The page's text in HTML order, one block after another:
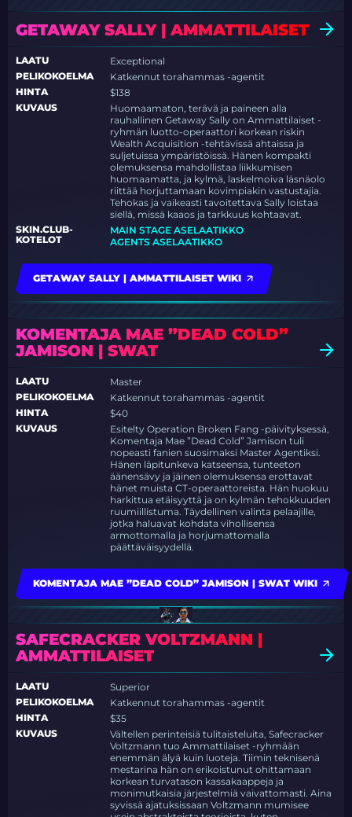
GETAWAY SALLY | AMMATTILAISET
LAATU
Exceptional
PELIKOKOELMA
Katkennut torahammas -agentit
HINTA
$138
KUVAUS
Huomaamaton, terävä ja paineen alla
rauhallinen Getaway Sally on Ammattilaiset -
ryhmän luotto-operaattori korkean riskin
Wealth Acquisition -tehtävissä ahtaissa ja
suljetuissa ympäristöissä. Hänen kompakti
olemuksensa mahdollistaa liikkumisen
huomaamatta, ja kylmä, laskelmoiva läsnäolo
riittää horjuttamaan kovimpiakin vastustajia.
Tehokas ja vaikeasti tavoitettava Sally loistaa
siellä, missä kaaos ja tarkkuus kohtaavat.
SKIN.CLUB-
KOTELOT
MAIN STAGE ASELAATIKKO
AGENTS ASELAATIKKO
GETAWAY SALLY | AMMATTILAISET WIKI
KOMENTAJA MAE ”DEAD COLD”
JAMISON | SWAT
LAATU
Master
PELIKOKOELMA
Katkennut torahammas -agentit
HINTA
$40
KUVAUS
Esitelty Operation Broken Fang -päivityksessä,
Komentaja Mae ”Dead Cold” Jamison tuli
nopeasti fanien suosimaksi Master Agentiksi.
Hänen läpitunkeva katseensa, tunteeton
äänensävy ja jäinen olemuksensa erottavat
hänet muista CT-operaattoreista. Hän huokuu
harkittua etäisyyttä ja on kylmän tehokkuuden
ruumiillistuma. Täydellinen valinta pelaajille,
jotka haluavat kohdata vihollisensa
armottomalla ja horjumattomalla
päättäväisyydellä.
KOMENTAJA MAE ”DEAD COLD” JAMISON | SWAT WIKI
SAFECRACKER VOLTZMANN |
AMMATTILAISET
LAATU
Superior
PELIKOKOELMA
Katkennut torahammas -agentit
HINTA
$35
KUVAUS
Vältellen perinteisiä tulitaisteluita, Safecracker
Voltzmann tuo Ammattilaiset -ryhmään
enemmän älyä kuin luoteja. Tiimin teknisenä
mestarina hän on erikoistunut ohittamaan
korkean turvatason kassakaappeja ja
monimutkaisia järjestelmiä vaivattomasti. Aina
syvissä ajatuksissaan Voltzmann mumisee